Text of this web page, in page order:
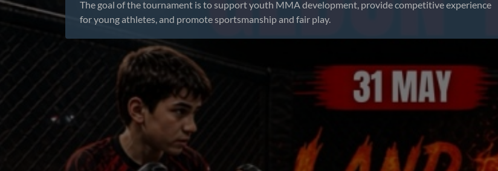
The goal of the tournament is to support youth MMA development, provide competitive experience
for young athletes, and promote sportsmanship and fair play.